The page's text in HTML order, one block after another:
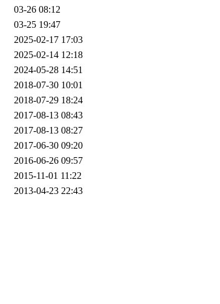
03-26 08:12
03-25 19:47
2025-02-17 17:03
2025-02-14 12:18
2024-05-28 14:51
2018-07-30 10:01
2018-07-29 18:24
2017-08-13 08:43
2017-08-13 08:27
2017-06-30 09:20
2016-06-26 09:57
2015-11-01 11:22
2013-04-23 22:43